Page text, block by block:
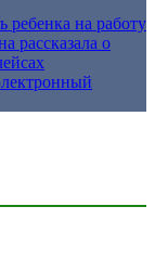
ребенка на работу
рассказала о